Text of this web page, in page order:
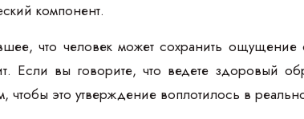
компонент.
что человек может сохранить ощущение
Если вы говорите, что ведете здоровый
это утверждение воплотилось в